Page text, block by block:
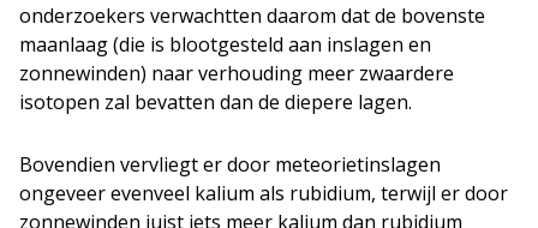
onderzoekers verwachtten daarom dat de bovenste
maanlaag (die is blootgesteld aan inslagen en
zonnewinden) naar verhouding meer zwaardere
isotopen zal bevatten dan de diepere lagen.
Bovendien vervliegt er door meteorietinslagen
ongeveer evenveel kalium als rubidium, terwijl er door
zonnewinden juist iets meer kalium dan rubidium